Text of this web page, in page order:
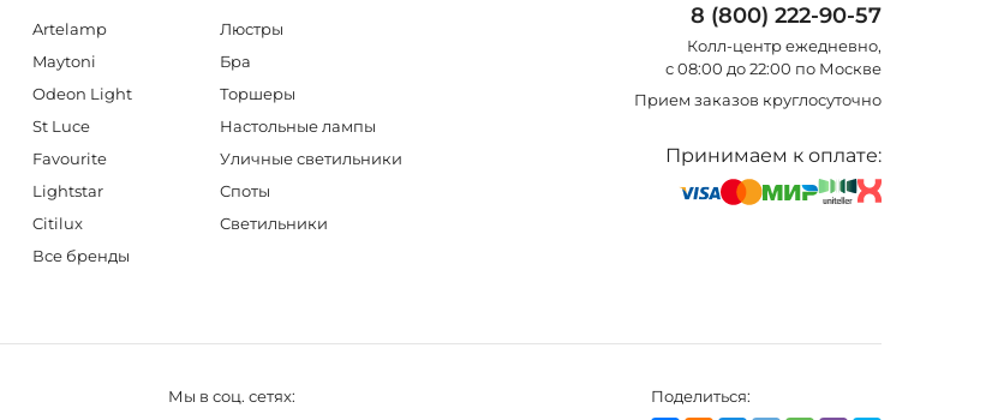
Artelamp
Maytoni
Odeon Light
St Luce
Favourite
Lightstar
Citilux
Все бренды
Люстры
Бра
Торшеры
Настольные лампы
Уличные светильники
Споты
Светильники
8 (800) 222-90-57
Колл-центр eжедневно,
с 08:00 до 22:00 по Москве
Прием заказов круглосуточно
Принимаем к оплате:
Мы в соц. сетях: Поделиться: